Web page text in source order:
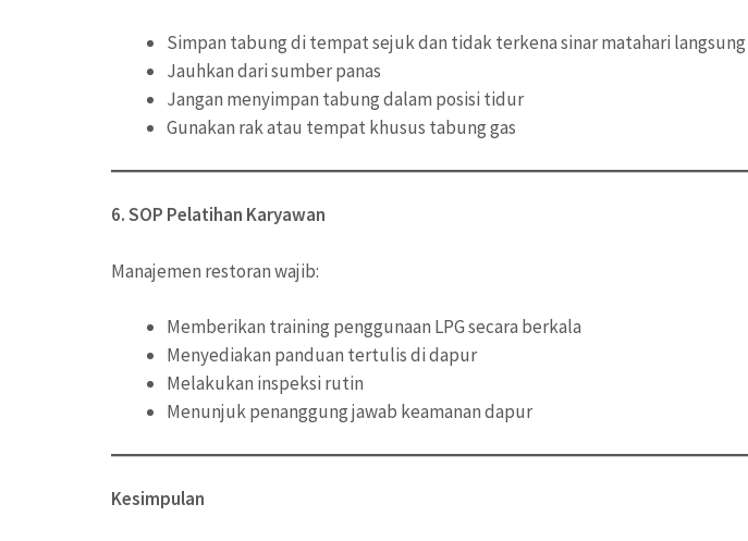
Simpan tabung di tempat sejuk dan tidak terkena sinar matahari langsung
Jauhkan dari sumber panas
Jangan menyimpan tabung dalam posisi tidur
Gunakan rak atau tempat khusus tabung gas
6. SOP Pelatihan Karyawan
Manajemen restoran wajib:
Memberikan training penggunaan LPG secara berkala
Menyediakan panduan tertulis di dapur
Melakukan inspeksi rutin
Menunjuk penanggung jawab keamanan dapur
Kesimpulan